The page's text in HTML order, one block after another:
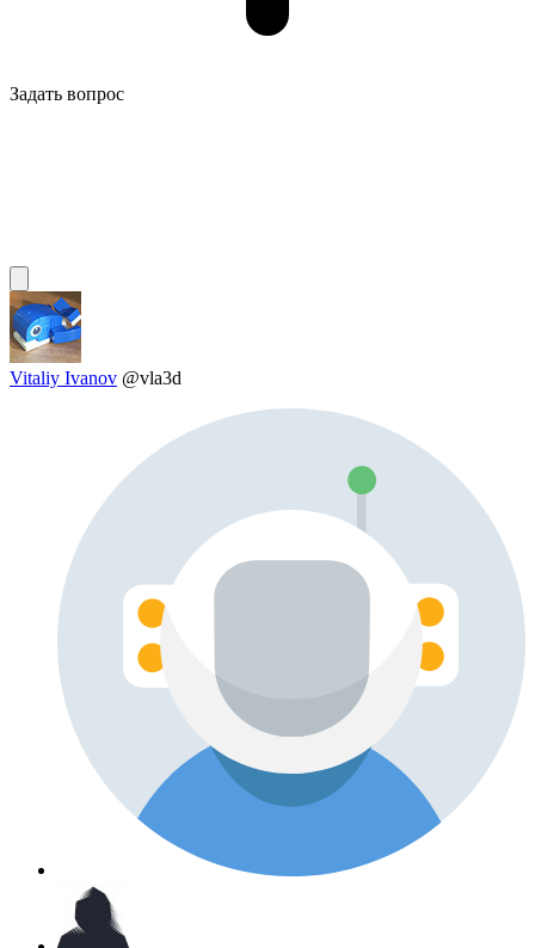
Задать вопрос
Vitaliy Ivanov @vla3d